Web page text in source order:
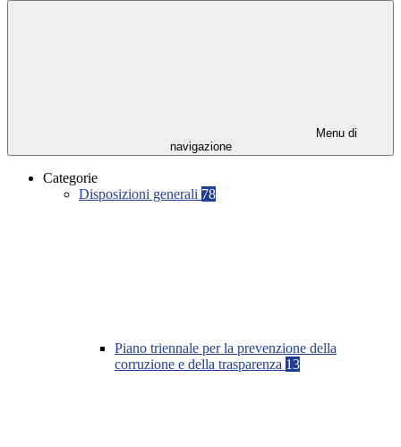
Menu di
navigazione
Categorie
Disposizioni generali 78
Piano triennale per la prevenzione della
corruzione e della trasparenza 13